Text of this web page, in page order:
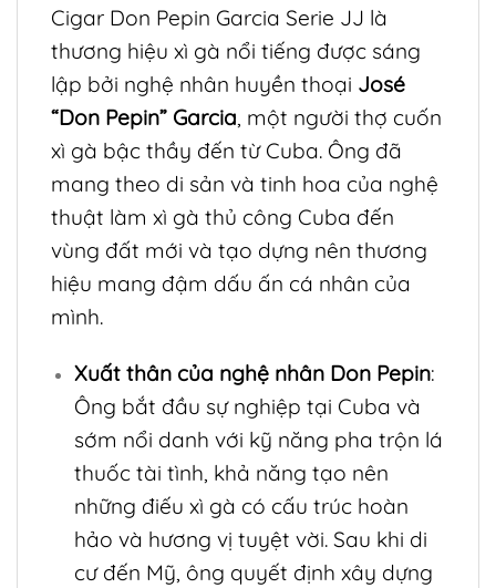
Cigar Don Pepin Garcia Serie JJ là
thương hiệu xì gà nổi tiếng được sáng
lập bởi nghệ nhân huyền thoại José
“Don Pepin” Garcia, một người thợ cuốn
xì gà bậc thầy đến từ Cuba. Ông đã
mang theo di sản và tinh hoa của nghệ
thuật làm xì gà thủ công Cuba đến
vùng đất mới và tạo dựng nên thương
hiệu mang đậm dấu ấn cá nhân của
mình.
Xuất thân của nghệ nhân Don Pepin:
Ông bắt đầu sự nghiệp tại Cuba và
sớm nổi danh với kỹ năng pha trộn lá
thuốc tài tình, khả năng tạo nên
những điếu xì gà có cấu trúc hoàn
hảo và hương vị tuyệt vời. Sau khi di
cư đến Mỹ, ông quyết định xây dựng